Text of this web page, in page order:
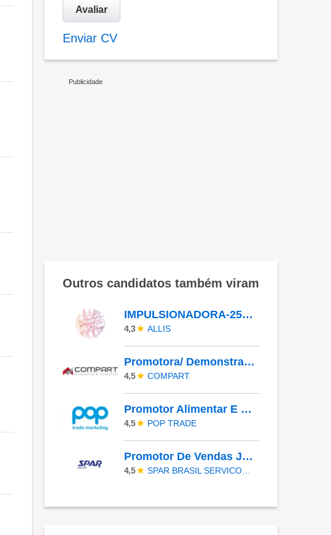
Avaliar
Enviar CV
Outros candidatos também viram
IMPULSIONADORA-252097
4,3 ALLIS
Promotora/ Demonstradora - Frios | Jacareí (SP)
4,5 COMPART
Promotor Alimentar E Farma JR - COBERTURA DE AFASTAMENTO _ GUARULHOS_SP
4,5 POP TRADE
Promotor De Vendas JR - TABOÃO DA SERRA - COBERTURA DE FERIAS
4,5